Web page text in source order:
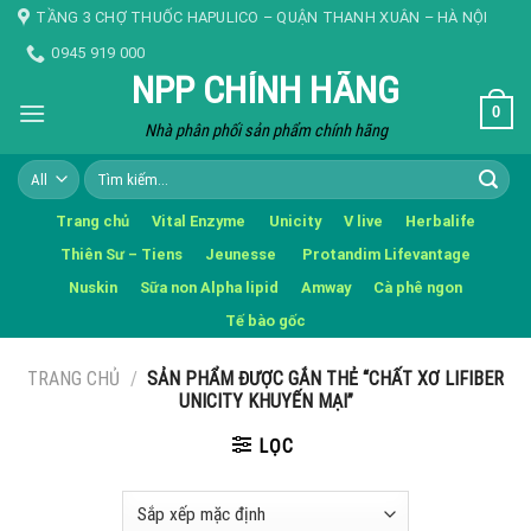
Skip TẦNG 3 CHỢ THUỐC HAPULICO – QUẬN THANH XUÂN – HÀ NỘI
0945 919 000
NPP CHÍNH HÃNG
Nhà phân phối sản phẩm chính hãng
0
Tìm
kiếm:
Trang chủ Vital Enzyme Unicity V live
Herbalife
Thiên Sư – Tiens
Jeunesse
Protandim Lifevantage
Nuskin
Sữa non Alpha lipid Amway
Cà phê ngon
Tế bào gốc
TRANG CHỦ / SẢN PHẨM ĐƯỢC GẮN THẺ “CHẤT XƠ LIFIBER
UNICITY KHUYẾN MẠI”
LỌC